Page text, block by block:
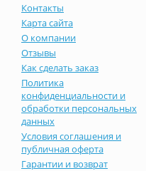
Контакты
Карта сайта
О компании
Отзывы
Как сделать заказ
Политика
конфиденциальности и
обработки персональных
данных
Условия соглашения и
публичная оферта
Гарантии и возврат